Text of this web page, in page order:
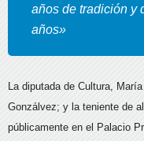
años de tradición y
años»
La diputada de Cultura,
Gonzálvez; y la teniente de
públicamente en el Palacio